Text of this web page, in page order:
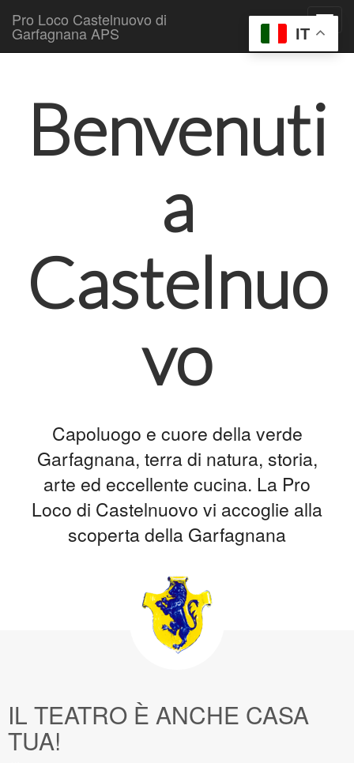
Pro Loco Castelnuovo di
Garfagnana APS
Benvenuti
a
Castelnuo
vo
Capoluogo e cuore della verde
Garfagnana, terra di natura, storia,
arte ed eccellente cucina. La Pro
Loco di Castelnuovo vi accoglie alla
scoperta della Garfagnana
IL TEATRO È ANCHE CASA
TUA!
IT